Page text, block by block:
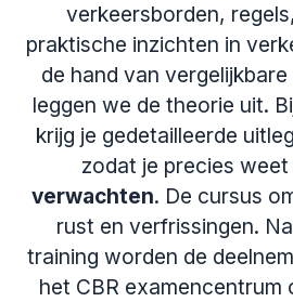
verkeersborden,
praktische inzichten in
de hand van vergelijkbare
leggen we de theorie uit.
krijg je gedetailleerde
zodat je precies
verwachten. De cursus
rust en verfrissingen.
training worden de
het CBR examencentrum